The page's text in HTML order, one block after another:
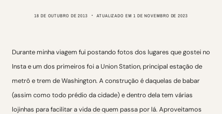
18 DE OUTUBRO DE 2013 ATUALIZADO EM 1 DE NOVEMBRO DE 2023
Durante minha viagem fui postando fotos dos lugares que gostei no
Insta e um dos primeiros foi a Union Station, principal estação de
metrô e trem de Washington. A construção é daquelas de babar
(assim como todo prédio da cidade) e dentro dela tem várias
lojinhas para facilitar a vida de quem passa por lá. Aproveitamos